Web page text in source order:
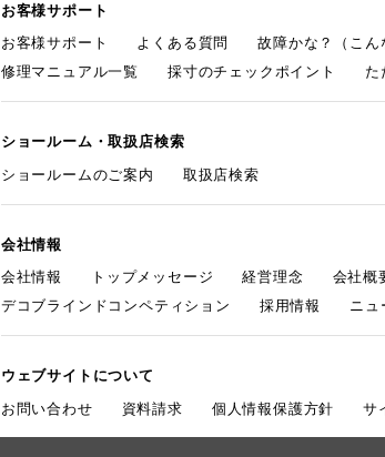
お客様サポート
お客様サポート
よくある質問 故障かな？（こん
修理マニュアル一覧
採寸のチェックポイント た
ショールーム・取扱店検索
ショールームのご案内
取扱店検索
会社情報
会社情報
トップメッセージ 経営理念 会社概
デコブラインドコンペティション
採用情報 ニュ
ウェブサイトについて
お問い合わせ
資料請求 個人情報保護方針 サ